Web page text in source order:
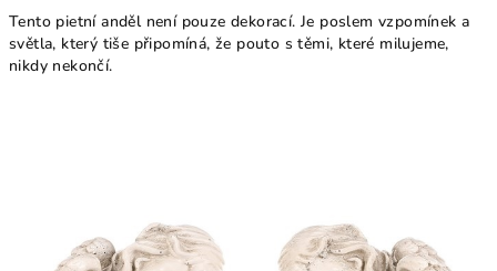
Tento pietní anděl není pouze dekorací. Je poslem vzpomínek a
světla, který tiše připomíná, že pouto s těmi, které milujeme,
nikdy nekončí.